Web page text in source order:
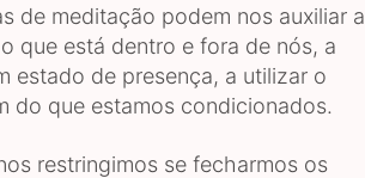
de meditação podem nos auxiliar a
que está dentro e fora de nós, a
estado de presença, a utilizar o
do que estamos condicionados.
restringimos se fecharmos os